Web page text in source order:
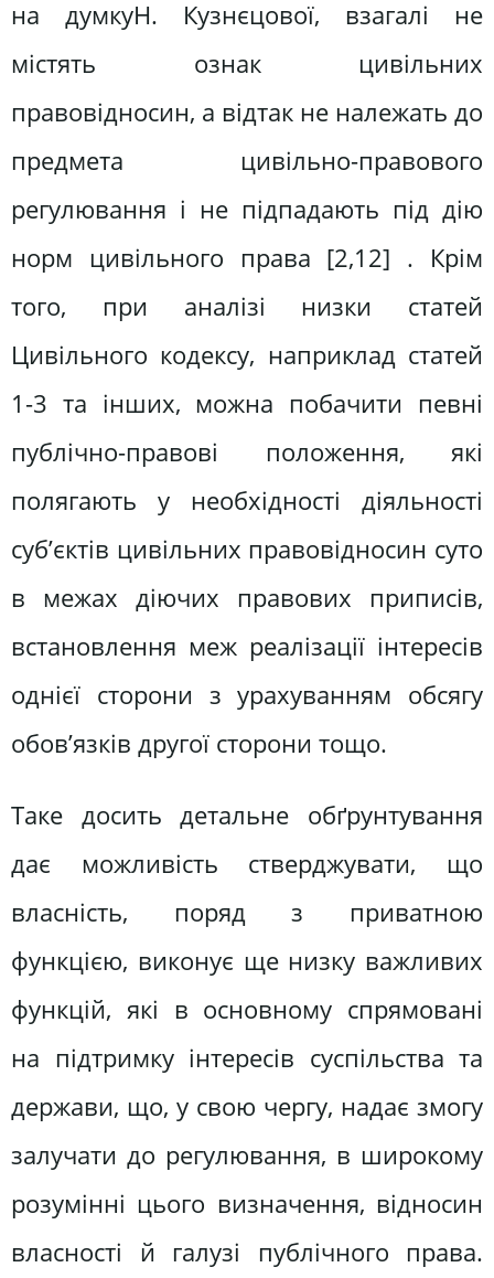
на думкуН. Кузнєцової, взагалі не
містять ознак цивільних
правовідносин, а відтак не належать до
предмета цивільно-правового
регулювання і не підпадають під дію
норм цивільного права [2,12] . Крім
того, при аналізі низки статей
Цивільного кодексу, наприклад статей
1-3 та інших, можна побачити певні
публічно-правові положення, які
полягають у необхідності діяльності
суб’єктів цивільних правовідносин суто
в межах діючих правових приписів,
встановлення меж реалізації інтересів
однієї сторони з урахуванням обсягу
обов’язків другої сторони тощо.
Таке досить детальне обґрунтування
дає можливість стверджувати, що
власність, поряд з приватною
функцією, виконує ще низку важливих
функцій, які в основному спрямовані
на підтримку інтересів суспільства та
держави, що, у свою чергу, надає змогу
залучати до регулювання, в широкому
розумінні цього визначення, відносин
власності й галузі публічного права.